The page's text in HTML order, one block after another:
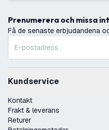
Prenumerera och missa
Få de senaste erbjudandena
Kundservice
Kontakt
Frakt & leverans
Returer